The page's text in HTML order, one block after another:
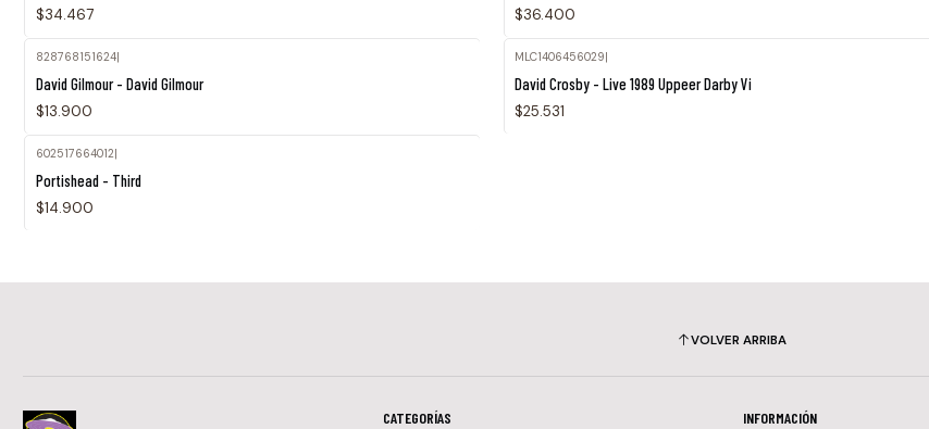
$34.467 $36.400
828768151624|
David Gilmour - David Gilmour
$13.900
MLC1406456029
David Crosby - Live 1989 Uppeer Darby Vi
$25.531
602517664012|
Portishead - Third
$14.900
VOLVER ARRIBA
CATEGORÍAS INFORMACIÓN